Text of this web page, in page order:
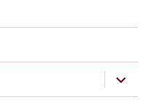
підменю